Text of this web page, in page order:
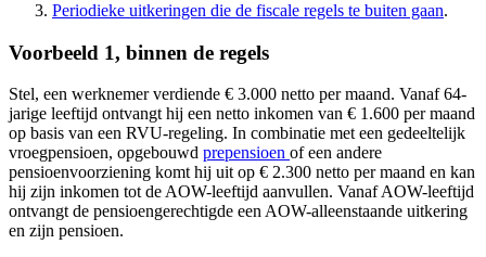
Periodieke uitkeringen die de fiscale regels te buiten gaan.
Voorbeeld 1, binnen de regels
Stel, een werknemer verdiende € 3.000 netto per maand. Vanaf 64-
jarige leeftijd ontvangt hij een netto inkomen van € 1.600 per maand
op basis van een RVU-regeling. In combinatie met een gedeeltelijk
vroegpensioen, opgebouwd prepensioen of een andere
pensioenvoorziening komt hij uit op € 2.300 netto per maand en kan
hij zijn inkomen tot de AOW-leeftijd aanvullen. Vanaf AOW-leeftijd
ontvangt de pensioengerechtigde een AOW-alleenstaande uitkering
en zijn pensioen.